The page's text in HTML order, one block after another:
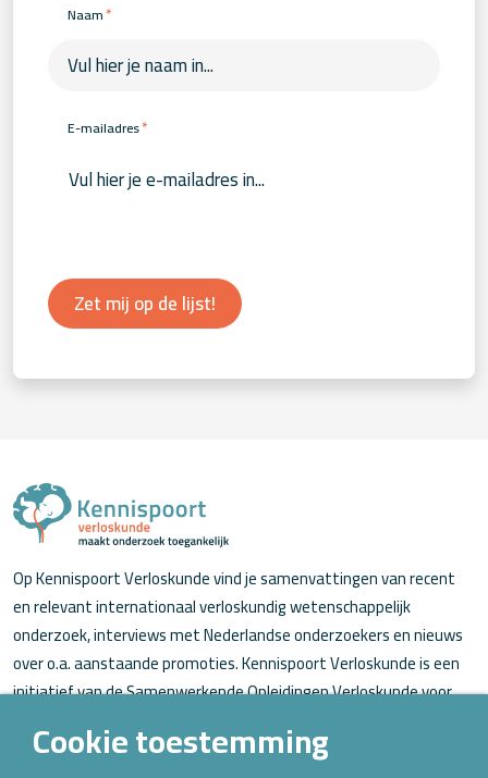
Naam*
E-mailadres*
Zet mij op de lijst!
Op Kennispoort Verloskunde vind je samenvattingen van recent
en relevant internationaal verloskundig wetenschappelijk
onderzoek, interviews met Nederlandse onderzoekers en nieuws
over o.a. aanstaande promoties. Kennispoort Verloskunde is een
initiatief van de Samenwerkende Opleidingen Verloskunde voor
Cookie toestemming